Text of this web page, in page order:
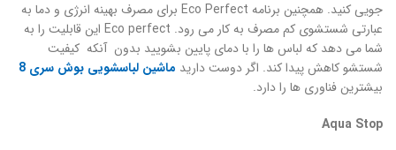
جویی کنید. همچنین برنامه Eco Perfect برای مصرف بهینه انرژی و دما به
عبارتی شستشوی کم مصرف به کار می رود. Eco perfect این قابلیت را به
شما می دهد که لباس ها را با دمای پایین بشویید بدون آنکه کیفیت
شستشو کاهش پیدا کند. اگر دوست دارید ماشین لباسشویی بوش سری 8
بیشترین فناوری ها را دارد.
Aqua Stop